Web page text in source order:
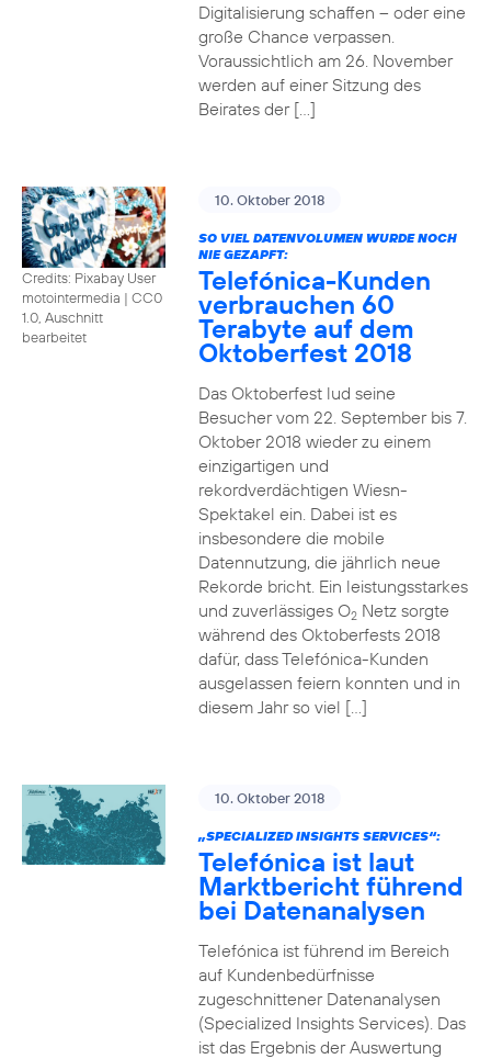
Digitalisierung schaffen – oder eine
große Chance verpassen.
Voraussichtlich am 26. November
werden auf einer Sitzung des
Beirates der […]
Credits: Pixabay User
motointermedia | CC0
1.0, Auschnitt
bearbeitet
10. Oktober 2018
SO VIEL DATENVOLUMEN WURDE NOCH
NIE GEZAPFT:
Telefónica-Kunden
verbrauchen 60
Terabyte auf dem
Oktoberfest 2018
Das Oktoberfest lud seine
Besucher vom 22. September bis 7.
Oktober 2018 wieder zu einem
einzigartigen und
rekordverdächtigen Wiesn-
Spektakel ein. Dabei ist es
insbesondere die mobile
Datennutzung, die jährlich neue
Rekorde bricht. Ein leistungsstarkes
und zuverlässiges O2Netz sorgte
während des Oktoberfests 2018
dafür, dass Telefónica-Kunden
ausgelassen feiern konnten und in
diesem Jahr so viel […]
10. Oktober 2018
„SPECIALIZED INSIGHTS SERVICES“:
Telefónica ist laut
Marktbericht führend
bei Datenanalysen
Telefónica ist führend im Bereich
auf Kundenbedürfnisse
zugeschnittener Datenanalysen
(Specialized Insights Services). Das
ist das Ergebnis der Auswertung